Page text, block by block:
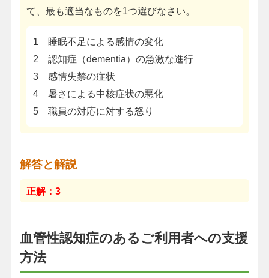
て、最も適当なものを1つ選びなさい。
1 睡眠不足による感情の変化
2 認知症（dementia）の急激な進行
3 感情失禁の症状
4 暑さによる中核症状の悪化
5 職員の対応に対する怒り
解答と解説
正解：3
血管性認知症のあるご利用者への支援
方法